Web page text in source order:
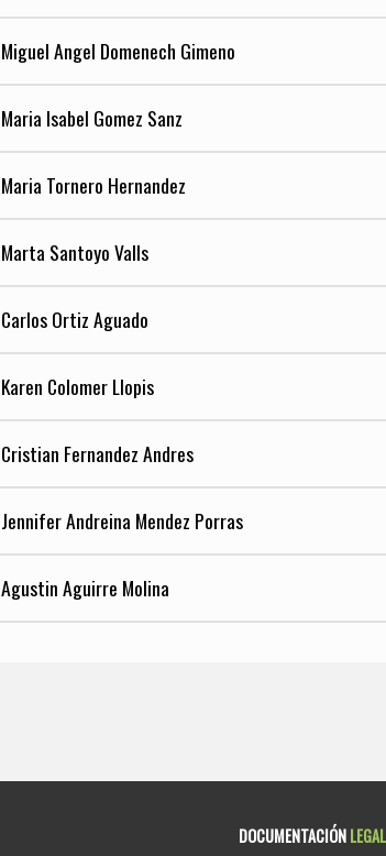
Miguel Angel Domenech Gimeno
Maria Isabel Gomez Sanz
Maria Tornero Hernandez
Marta Santoyo Valls
Carlos Ortiz Aguado
Karen Colomer Llopis
Cristian Fernandez Andres
Jennifer Andreina Mendez Porras
Agustin Aguirre Molina
DOCUMENTACIÓNLEGAL